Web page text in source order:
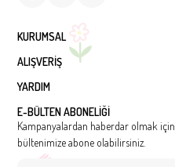
KURUMSAL
ALIŞVERİŞ
YARDIM
E-BÜLTEN ABONELİĞİ
Kampanyalardan haberdar olmak için
bültenimize abone olabilirsiniz.